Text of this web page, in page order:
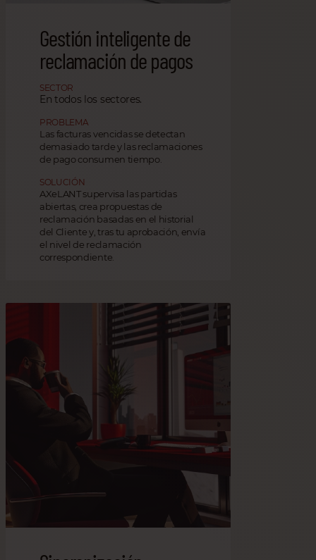
Gestión inteligente de
reclamación de pagos
SECTOR
En todos los sectores.
PROBLEMA
Las facturas vencidas se detectan
demasiado tarde y las reclamaciones
de pago consumen tiempo.
SOLUCIÓN
AXeLANT supervisa las partidas
abiertas, crea propuestas de
reclamación basadas en el historial
del Cliente y, tras tu aprobación, envía
el nivel de reclamación
correspondiente.